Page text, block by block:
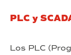
PLC y
Los PLC